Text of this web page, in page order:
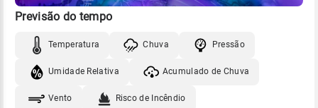
Previsão do tempo
Temperatura Chuva Pressão
Umidade Relativa Acumulado de Chuva
Vento Risco de Incêndio